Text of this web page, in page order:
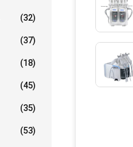
(32)
(37)
(18)
(45)
(35)
(53)